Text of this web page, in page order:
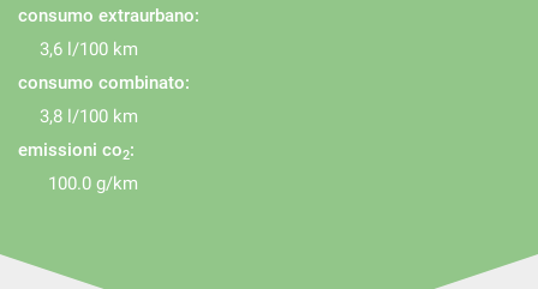
consumo extraurbano:
3,6 l/100 km
consumo combinato:
3,8 l/100 km
emissioni co2:
100.0 g/km